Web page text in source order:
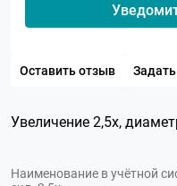
Оставить отзыв
Увеличение 2,5x,
Наименование в учётной